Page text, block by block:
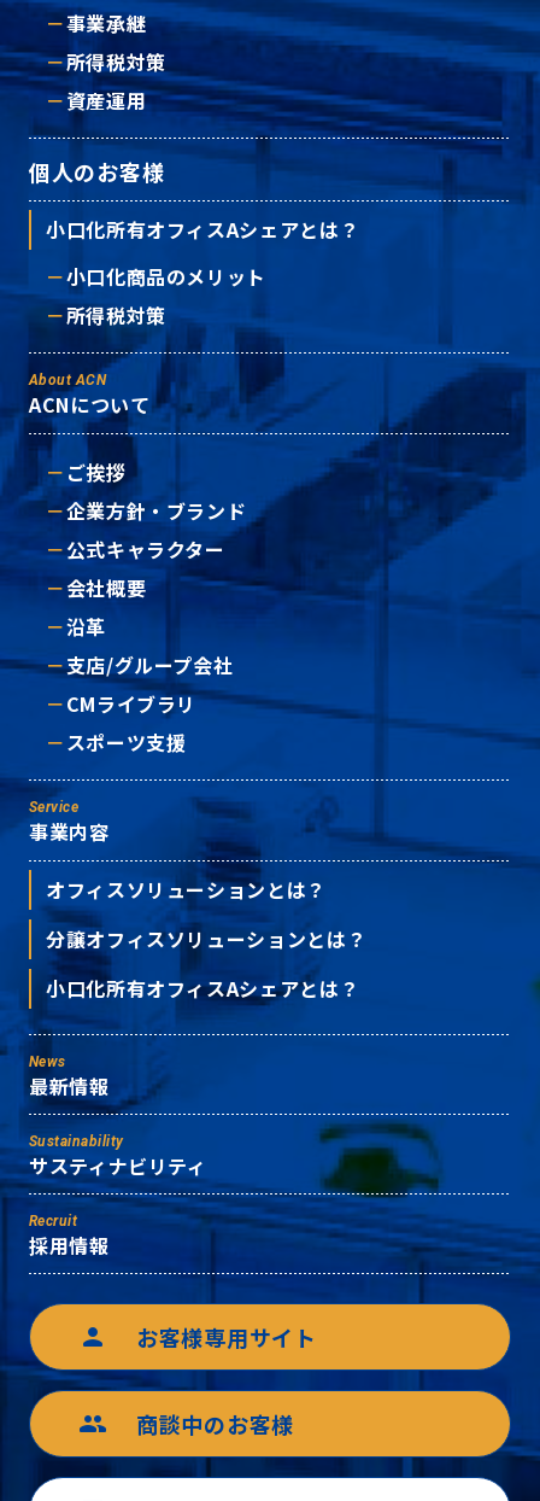
事業承継
所得税対策
資産運用
個人のお客様
小口化所有オフィスAシェアとは？
小口化商品のメリット
所得税対策
About ACN
ACNについて
ご挨拶
企業方針・ブランド
公式キャラクター
会社概要
沿革
支店/グループ会社
CMライブラリ
スポーツ支援
Service
事業内容
オフィスソリューションとは？
分譲オフィスソリューションとは？
小口化所有オフィスAシェアとは？
News
最新情報
Sustainability
サスティナビリティ
Recruit
採用情報
person お客様専用サイト
group 商談中のお客様